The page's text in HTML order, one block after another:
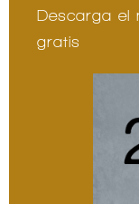
Descarga el
gratis